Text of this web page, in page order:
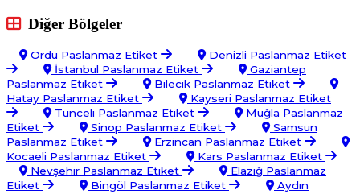
Diğer Bölgeler
Ordu Paslanmaz Etiket
Denizli Paslanmaz Etiket
İstanbul Paslanmaz Etiket
Gaziantep
Paslanmaz Etiket
Bilecik Paslanmaz Etiket
Hatay Paslanmaz Etiket
Kayseri Paslanmaz Etiket
Tunceli Paslanmaz Etiket
Muğla Paslanmaz
Etiket
Sinop Paslanmaz Etiket
Samsun
Paslanmaz Etiket
Erzincan Paslanmaz Etiket
Kocaeli Paslanmaz Etiket
Kars Paslanmaz Etiket
Nevşehir Paslanmaz Etiket
Elazığ Paslanmaz
Etiket
Bingöl Paslanmaz Etiket
Aydın